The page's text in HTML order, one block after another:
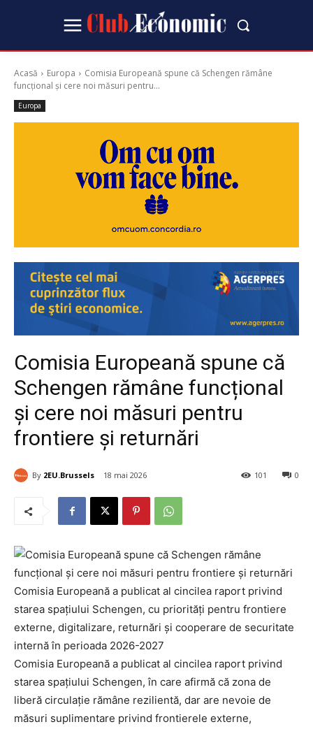
Acasă Europa
Comisia Europeană spune că Schengen rămâne
funcțional și cere noi măsuri pentru...
Europa
Comisia Europeană spune că
Schengen rămâne funcțional
și cere noi măsuri pentru
frontiere și returnări
By 2EU.Brussels 18 mai 2026 0
101
Comisia Europeană a publicat al cincilea raport privind
starea spațiului Schengen, cu priorități pentru frontiere
externe, digitalizare, returnări și cooperare de securitate
internă în perioada 2026-2027
Comisia Europeană a publicat al cincilea raport privind
starea spațiului Schengen, în care afirmă că zona de
liberă circulație rămâne rezilientă, dar are nevoie de
măsuri suplimentare privind frontierele externe,